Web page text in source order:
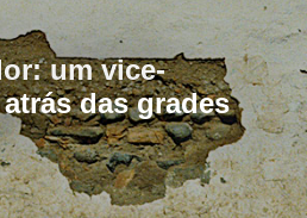
um vice-
das grades